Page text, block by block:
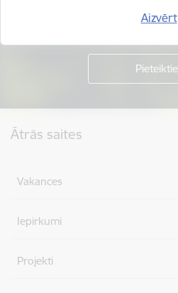
Aizvērt
Ātrās saites
Vakances
Iepirkumi
Projekti